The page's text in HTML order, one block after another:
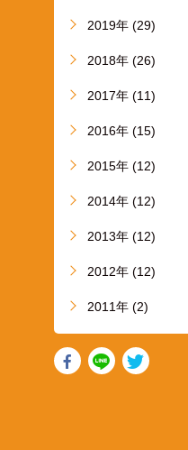
2019年 (29)
2018年 (26)
2017年 (11)
2016年 (15)
2015年 (12)
2014年 (12)
2013年 (12)
2012年 (12)
2011年 (2)